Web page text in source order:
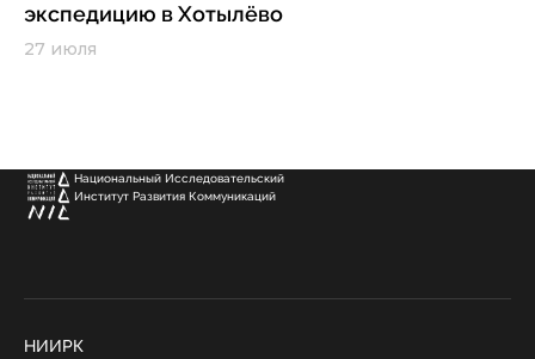
экспедицию в Хотылёво
27 июля
Национальный Исследовательский
Институт Развития Коммуникаций
НИИРК